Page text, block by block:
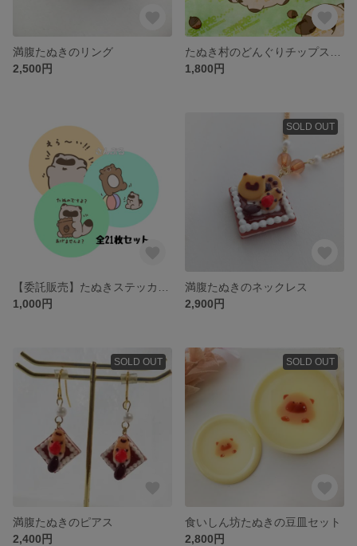
満腹たぬきのリング
2,500円
1,800円
1,000円
SOLD OUT
満腹たぬきのネックレス
2,900円
SOLD OUT
満腹たぬきのピアス
2,400円
SOLD OUT
食いしん坊たぬきの豆皿セット
2,800円